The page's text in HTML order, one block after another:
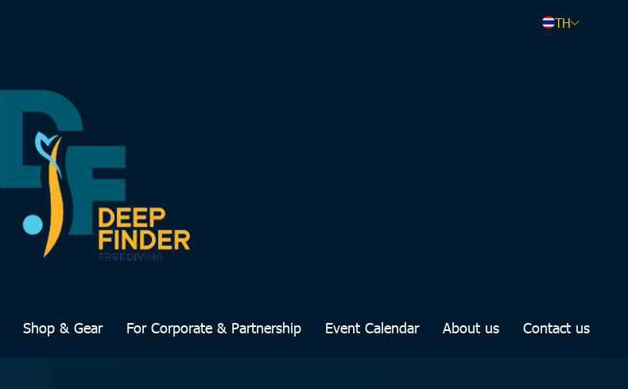
TH
Shop & Gear For Corporate & Partnership Event Calendar About us Contact us